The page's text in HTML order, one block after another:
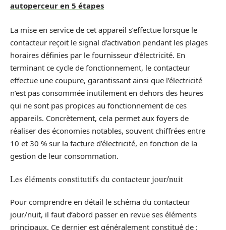
autoperceur en 5 étapes
La mise en service de cet appareil s’effectue lorsque le
contacteur reçoit le signal d’activation pendant les plages
horaires définies par le fournisseur d’électricité. En
terminant ce cycle de fonctionnement, le contacteur
effectue une coupure, garantissant ainsi que l’électricité
n’est pas consommée inutilement en dehors des heures
qui ne sont pas propices au fonctionnement de ces
appareils. Concrètement, cela permet aux foyers de
réaliser des économies notables, souvent chiffrées entre
10 et 30 % sur la facture d’électricité, en fonction de la
gestion de leur consommation.
Les éléments constitutifs du contacteur jour/nuit
Pour comprendre en détail le schéma du contacteur
jour/nuit, il faut d’abord passer en revue ses éléments
principaux. Ce dernier est généralement constitué de :